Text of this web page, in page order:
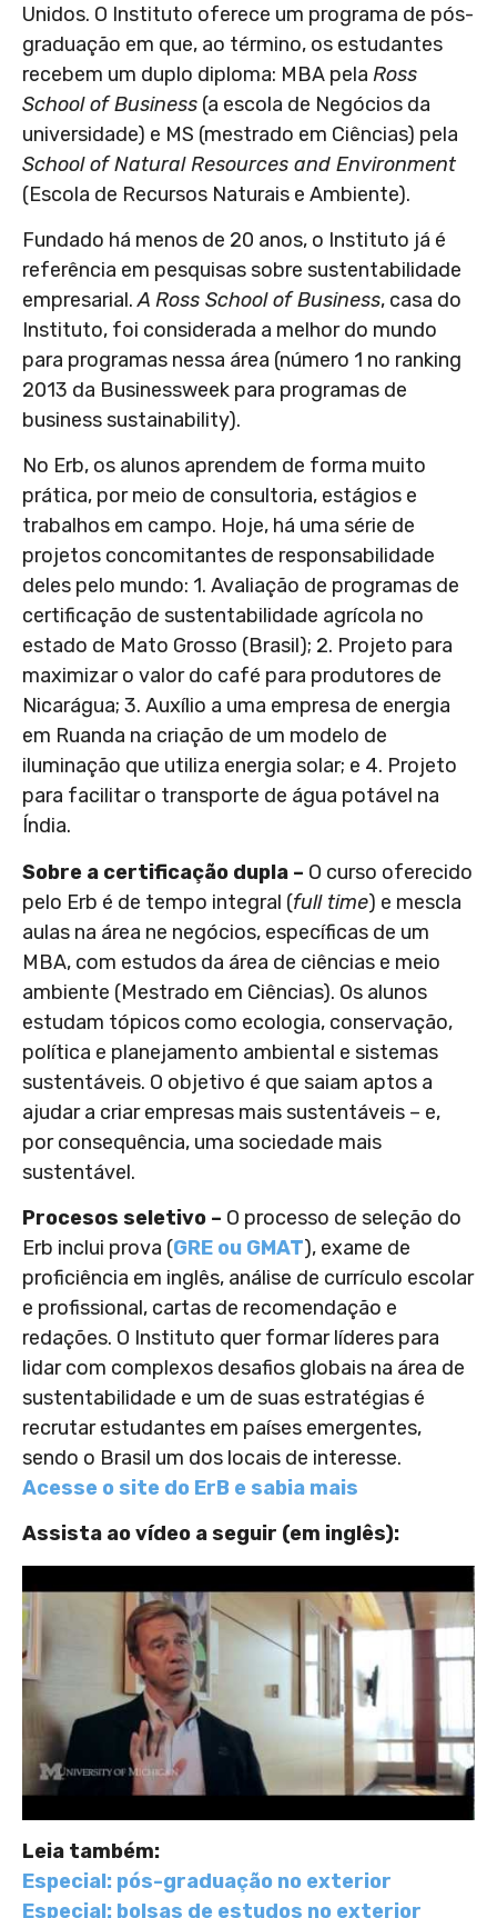
Unidos. O Instituto oferece um programa de pós-
graduação em que, ao término, os estudantes
recebem um duplo diploma: MBA pela Ross
School of Business (a escola de Negócios da
universidade) e MS (mestrado em Ciências) pela
School of Natural Resources and Environment
(Escola de Recursos Naturais e Ambiente).
Fundado há menos de 20 anos, o Instituto já é
referência em pesquisas sobre sustentabilidade
empresarial.A Ross School of Business, casa do
Instituto, foi considerada a melhor do mundo
para programas nessa área (número 1 no ranking
2013 da Businessweek para programas de
business sustainability).
No Erb, os alunos aprendem de forma muito
prática, por meio de consultoria, estágios e
trabalhos em campo. Hoje, há uma série de
projetos concomitantes de responsabilidade
deles pelo mundo: 1. Avaliação de programas de
certificação de sustentabilidade agrícola no
estado de Mato Grosso (Brasil); 2. Projeto para
maximizar o valor do café para produtores de
Nicarágua; 3. Auxílio a uma empresa de energia
em Ruanda na criação de um modelo de
iluminação que utiliza energia solar; e 4. Projeto
para facilitar o transporte de água potável na
Índia.
Sobre a certificação dupla – O curso oferecido
pelo Erb é de tempo integral (full time) e mescla
aulas na área ne negócios, específicas de um
MBA, com estudos da área de ciências e meio
ambiente (Mestrado em Ciências). Os alunos
estudam tópicos como ecologia, conservação,
política e planejamento ambiental e sistemas
sustentáveis. O objetivo é que saiam aptos a
ajudar a criar empresas mais sustentáveis – e,
por consequência, uma sociedade mais
sustentável.
Procesos seletivo – O processo de seleção do
Erb inclui prova (GRE ou GMAT), exame de
proficiência em inglês, análise de currículo escolar
e profissional, cartas de recomendação e
redações. O Instituto quer formar líderes para
lidar com complexos desafios globais na área de
sustentabilidade e um de suas estratégias é
recrutar estudantes em países emergentes,
sendo o Brasil um dos locais de interesse.
Acesse o site do ErB e sabia mais
Assista ao vídeo a seguir (em inglês):
Leia também:
Especial: pós-graduação no exterior
Especial: bolsas de estudos no exterior